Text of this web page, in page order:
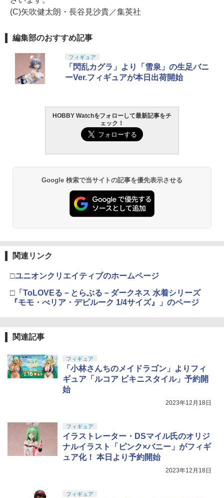
(C)矢吹健太朗・長谷見沙貴／集英社
編集部のおすすめ記事
フィギュア
「閃乱カグラ」より「雪泉」の生足バニ
ーVer.フィギュアが本日出荷開始
HOBBY Watchをフォローして最新記事をチ
ェック！
Google 検索で当サイトの記事を優先表示させる
関連リンク
□ユニオンクリエイティブのホームページ
□「ToLOVEる－とらぶる－ダークネス 水着シリーズ
『モモ・べリア・デビルーク 1/4サイズ』」のページ
関連記事
フィギュア
「小林さんちのメイドラゴン」よりフィ
ギュア「ルコア ビキニスタイル」予約開
始
2023年12月18日
フィギュア
イラストレーター・DSマイル氏のオリジ
ナルイラスト「ピンク×バニー」がフィギ
ュア化！ 本日より予約開始
2023年12月18日
フィギュア